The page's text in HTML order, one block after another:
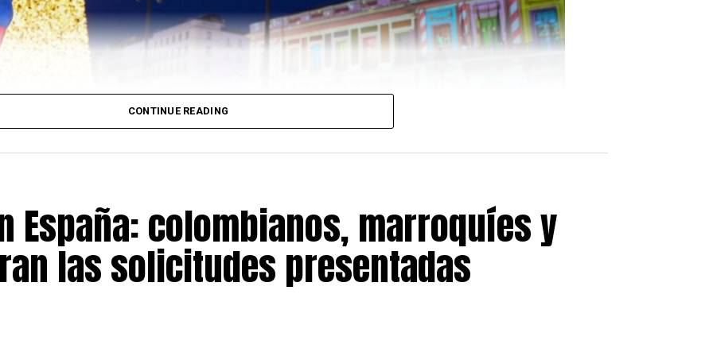
de Madrid celebrará el próximomartes 7 de julio , a partir de las
CONTINUE READING
España: colombianos, marroquíes y
las solicitudes presentadas